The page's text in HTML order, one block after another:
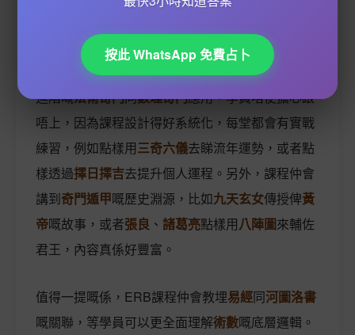
課程內容方面，ERB嘅 奇門遁甲班會由基礎教起，
陰陽五行嘅概念、八門九星嘅排盤方法，再到
進階嘅法術奇門同數理奇門應用。學員唔使擔心跟
唔上，因為課程設計得好系統化，每堂都會有實戰
練習，例如點樣用三奇六儀去睇流年運勢，或者點
樣透過擇日擇吉去提升個人運程。另外，課程仲會
講到奇門遁甲嘅歷史淵源，比如九天玄女傳授俾黃
帝嘅故事，或者張良 、 諸葛亮點樣用八陣圖來輔佐
君王，內容真係好豐富。
值得一提嘅係，ERB課程仲會教埋易經同河圖洛書
嘅關聯，等學員可以更全面理解術數嘅底層邏輯。
按此 WhatsApp 免費占卜